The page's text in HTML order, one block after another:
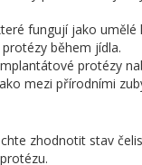
fungují jako umělé
během jídla.
protézy
mezi přírodními
zhodnotit stav